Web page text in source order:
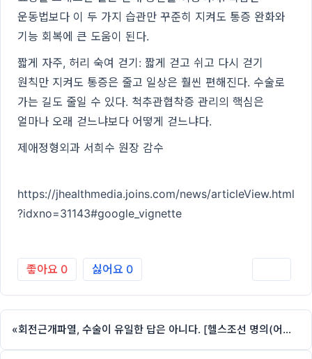
운동법보다 이 두 가지 습관만 꾸준히 지켜도 통증 완화와
기능 회복에 큰 도움이 된다.
짧게 자주, 허리 숙여 걷기: 짧게 걷고 쉬고 다시 걷기
원칙만 지켜도 통증은 줄고 일상은 훨씬 편해진다. 수술로
가는 길도 줄일 수 있다. 척추관협착증 관리의 핵심은
얼마나 오래 걷느냐보다 어떻게 걷느냐다.
제애정형외과 서희수 원장 감수
https://jhealthmedia.joins.com/news/articleView.html
?idxno=31143#google_vignette
좋아요 0 싫어요 0
« 회전근개파열, 수술이 유일한 답은 아니다. [헬스조선 명의(어깨,척추), 제애정형외과 서희수 원장 칼럼]